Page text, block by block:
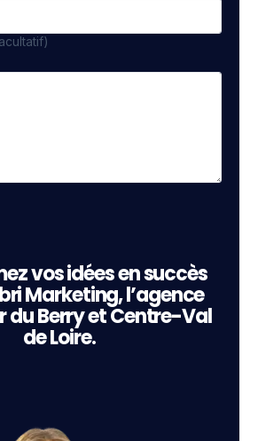
vos idées en succès
Marketing, l’agence
du Berry et Centre-Val
de Loire.